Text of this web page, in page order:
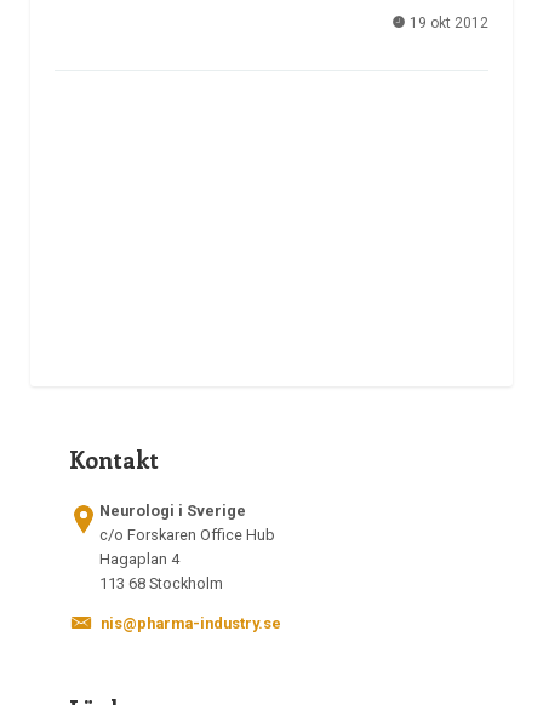
19 okt 2012
Kontakt
Neurologi i Sverige
c/o Forskaren Office Hub
Hagaplan 4
113 68 Stockholm
nis@pharma-industry.se